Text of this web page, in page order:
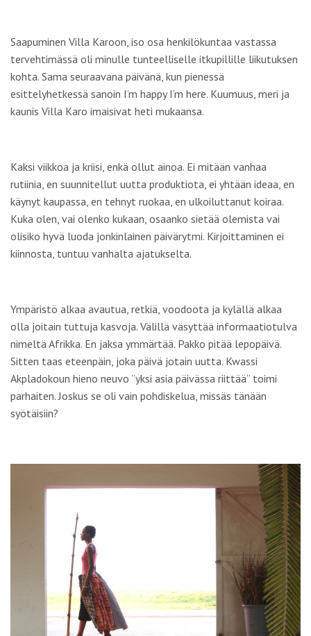
Saapuminen Villa Karoon, iso osa henkilökuntaa vastassa
tervehtimässä oli minulle tunteelliselle itkupillille liikutuksen
kohta. Sama seuraavana päivänä, kun pienessä
esittelyhetkessä sanoin I’m happy I’m here. Kuumuus, meri ja
kaunis Villa Karo imaisivat heti mukaansa.
Kaksi viikkoa ja kriisi, enkä ollut ainoa. Ei mitään vanhaa
rutiinia, en suunnitellut uutta produktiota, ei yhtään ideaa, en
käynyt kaupassa, en tehnyt ruokaa, en ulkoiluttanut koiraa.
Kuka olen, vai olenko kukaan, osaanko sietää olemista vai
olisiko hyvä luoda jonkinlainen päivärytmi. Kirjoittaminen ei
kiinnosta, tuntuu vanhalta ajatukselta.
Ympäristö alkaa avautua, retkiä, voodoota ja kylällä alkaa
olla joitain tuttuja kasvoja. Välillä väsyttää informaatiotulva
nimeltä Afrikka. En jaksa ymmärtää. Pakko pitää lepopäivä.
Sitten taas eteenpäin, joka päivä jotain uutta. Kwassi
Akpladokoun hieno neuvo ”yksi asia päivässa riittää” toimi
parhaiten. Joskus se oli vain pohdiskelua, missäs tänään
syötäisiin?